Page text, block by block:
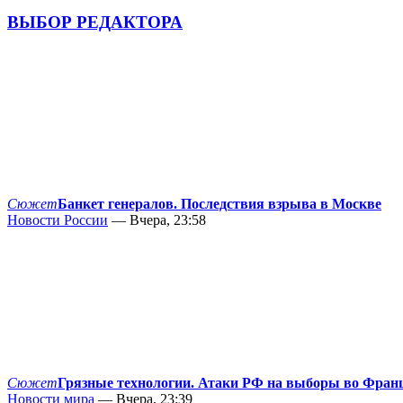
ВЫБОР РЕДАКТОРА
СюжетБанкет генералов. Последствия взрыва в Москве
Новости России — Вчера, 23:58
СюжетГрязные технологии. Атаки РФ на выборы во
Новости мира — Вчера, 23:39